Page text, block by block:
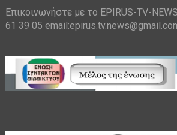
Επικοινωνήστε με το EPIRUS-TV-
61 39 05